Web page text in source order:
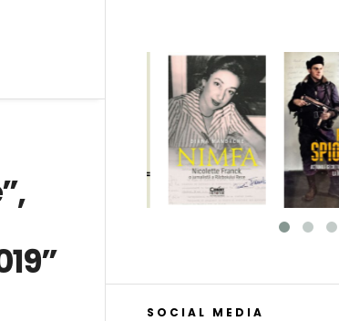
SOCIAL MEDIA